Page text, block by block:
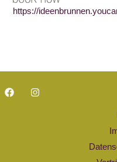
https://